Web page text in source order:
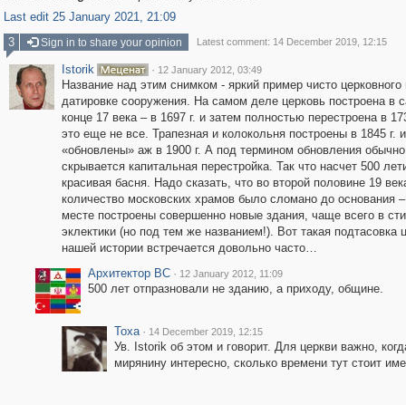
Last edit 25 January 2021, 21:09
3
Sign in to share your opinion Latest comment: 14 December 2019, 12:15
Istorik · 12 January 2012, 03:49
Название над этим снимком - яркий пример чисто церковного
датировке сооружения. На самом деле церковь построена в
конце 17 века – в 1697 г. и затем полностью перестроена в
это еще не все. Трапезная и колокольня построены в 1845 г. и
«обновлены» аж в 1900 г. А под термином обновления обычно
скрывается капитальная перестройка. Так что насчет 500
красивая басня. Надо сказать, что во второй половине 19
количество московских храмов было сломано до основания
месте построены совершенно новые здания, чаще всего в
эклектики (но под тем же названием!). Вот такая подтасовка
нашей истории встречается довольно часто…
Архитектор ВС · 12 January 2012, 11:09
500 лет отпразновали не зданию, а приходу, общине.
Toxa · 14 December 2019, 12:15
Ув. Istorik об этом и говорит. Для церкви важно,
мирянину интересно, сколько времени тут стоит